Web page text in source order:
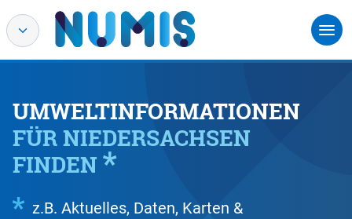
UMWELTINFORMATIONEN
FÜR NIEDERSACHSEN
FINDEN
z.B. Aktuelles, Daten, Karten &